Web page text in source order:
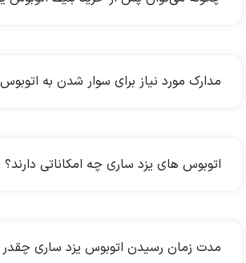
مدارک مورد نیاز برای سوار شدن به
اتوبوس های یزد ساری چه امکاناتی دارند؟
مدت زمان رسیدن اتوبوس یزد ساری